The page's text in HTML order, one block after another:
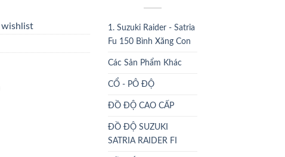
1. Suzuki Raider - Satria
Fu 150 Bình Xăng Con
Các Sản Phẩm Khác
CỔ - PÔ ĐỘ
ĐỒ ĐỘ CAO CẤP
ĐỒ ĐỘ SUZUKI
SATRIA RAIDER FI